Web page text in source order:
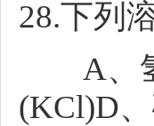
28.下列
A、氢
(KCl)D